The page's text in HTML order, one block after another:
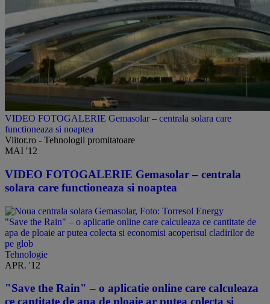
​VIDEO FOTOGALERIE Gemasolar – centrala solara care
functioneaza si noaptea
Viitor.ro - Tehnologii promitatoare
MAI '12
​VIDEO FOTOGALERIE Gemasolar – centrala
solara care functioneaza si noaptea
"Save the Rain" – o aplicatie online care calculeaza ce cantitate de
apa de ploaie ar putea colecta si economisi acoperisul cladirilor de
pe glob
Tehnologie
APR. '12
"Save the Rain" – o aplicatie online care calculeaza